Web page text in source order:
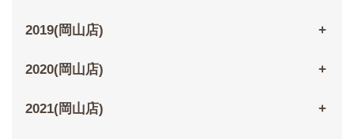
2019(岡山店)
2020(岡山店)
2021(岡山店)